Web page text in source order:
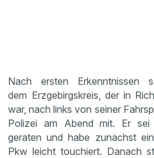
Nach ersten Erkenntnissen
dem Erzgebirgskreis, der in
war, nach links von seiner
Polizei am Abend mit. Er sei
geraten und habe zunächst
Pkw leicht touchiert. Danach